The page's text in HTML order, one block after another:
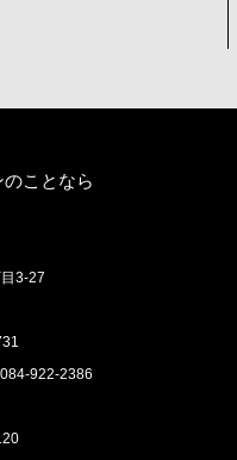
ことなら
3-27
922-2386